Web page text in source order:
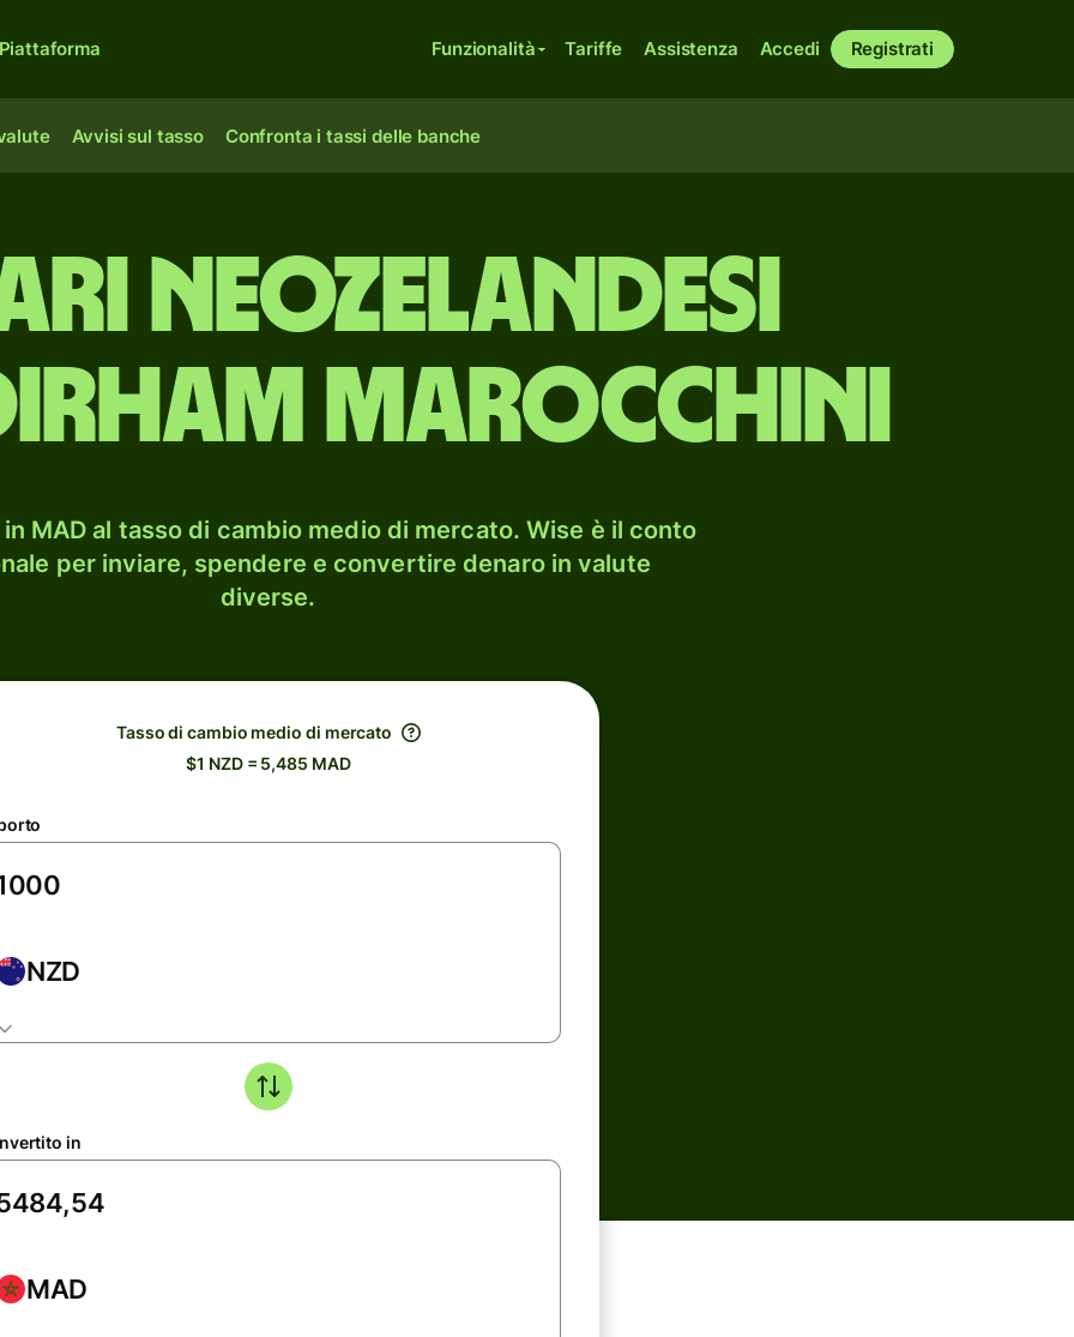
Funzionalità Tariffe Assistenza Accedi Registrati
Avvisi sul tasso Confronta i tassi delle banche
neozelandesi
marocchini
MAD al tasso di cambio medio di mercato. Wise è il conto
per inviare, spendere e convertire denaro in valute
diverse.
Tasso di cambio medio di mercato
$1 NZD = 5,485 MAD
NZD
in
MAD